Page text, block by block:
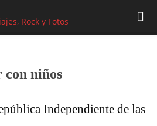
niños
Independiente de las